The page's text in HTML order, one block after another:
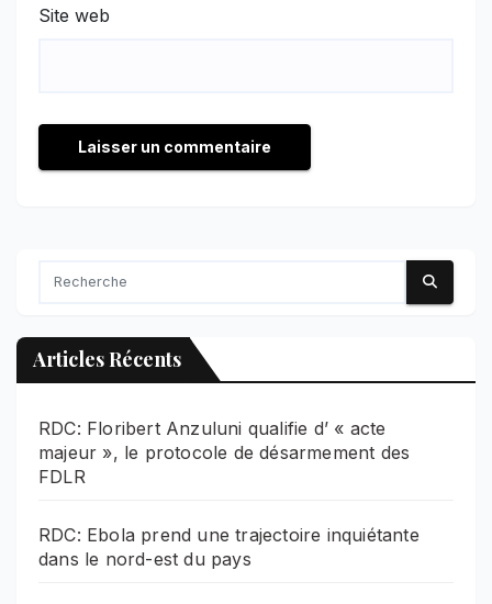
Site web
Articles Récents
RDC: Floribert Anzuluni qualifie d’ « acte
majeur », le protocole de désarmement des
FDLR
RDC: Ebola prend une trajectoire inquiétante
dans le nord-est du pays